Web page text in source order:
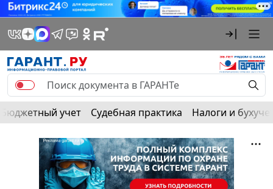
Бюджетный учет Судебная практика Налоги и